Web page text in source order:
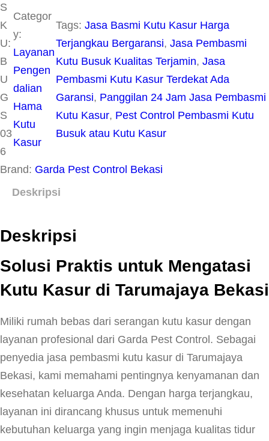
S
K
U:
B
U
G
S
03
6
Categor
y:
Layanan
Pengen
dalian
Hama
Kutu
Kasur
Tags: Jasa Basmi Kutu Kasur Harga
Terjangkau Bergaransi, Jasa Pembasmi
Kutu Busuk Kualitas Terjamin, Jasa
Pembasmi Kutu Kasur Terdekat Ada
Garansi, Panggilan 24 Jam Jasa Pembasmi
Kutu Kasur, Pest Control Pembasmi Kutu
Busuk atau Kutu Kasur
Brand: Garda Pest Control Bekasi
Deskripsi
Deskripsi
Solusi Praktis untuk Mengatasi
Kutu Kasur di Tarumajaya Bekasi
Miliki rumah bebas dari serangan kutu kasur dengan
layanan profesional dari Garda Pest Control. Sebagai
penyedia jasa pembasmi kutu kasur di Tarumajaya
Bekasi, kami memahami pentingnya kenyamanan dan
kesehatan keluarga Anda. Dengan harga terjangkau,
layanan ini dirancang khusus untuk memenuhi
kebutuhan keluarga yang ingin menjaga kualitas tidur